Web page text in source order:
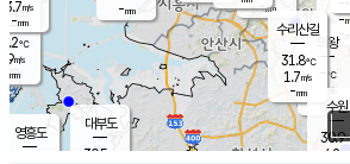
의도
℃
m/s
mm
영흥도
-
-
-
대부도
30.5
의왕
- ℃
m/s
mm
-mm
수리산길
31.8℃
1.7m/s
-mm
3.7m/s
-mm
수원
30.9
4.2 m/s
-mm